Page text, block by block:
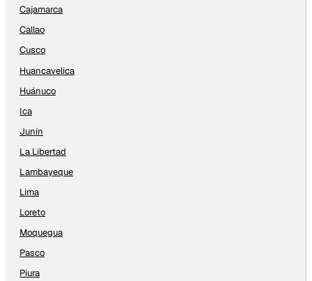
Cajamarca
Callao
Cusco
Huancavelica
Huánuco
Ica
Junín
La Libertad
Lambayeque
Lima
Loreto
Moquegua
Pasco
Piura